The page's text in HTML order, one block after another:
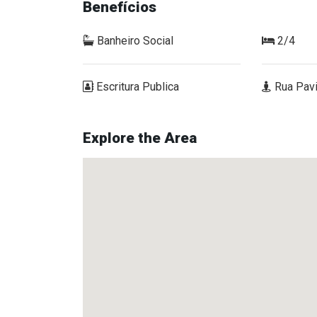
Benefícios
Banheiro Social 2/4
Escritura Publica Rua
Explore the Area